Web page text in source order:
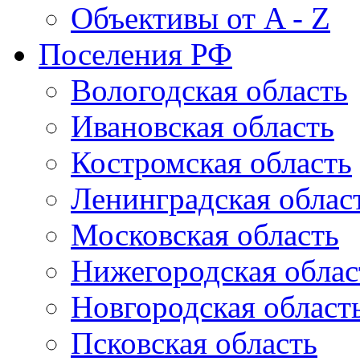
Объективы от A - Z
Поселения РФ
Вологодская область
Ивановская область
Костромская область
Ленинградская
Московская область
Нижегородская
Новгородская
Псковская область